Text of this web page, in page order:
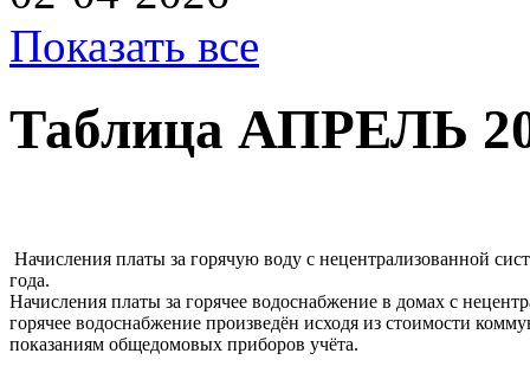
Показать все
Таблица АПРЕЛЬ
Начисления платы за горячую воду с нецентрализованной
Начисления платы за горячее водоснабжение в домах с
горячее водоснабжение произведён исходя из стоимости
показаниям общедомовых приборов учёта.